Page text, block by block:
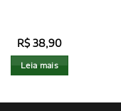
R$38,90
Leia mais